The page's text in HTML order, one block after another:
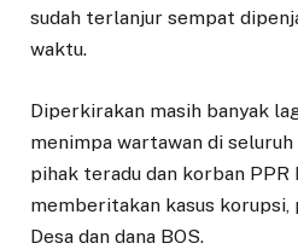
sudah terlanjur sempat
waktu.
Diperkirakan masih banyak
menimpa wartawan di
pihak teradu dan korban PPR
memberitakan kasus korupsi,
Desa dan dana BOS.